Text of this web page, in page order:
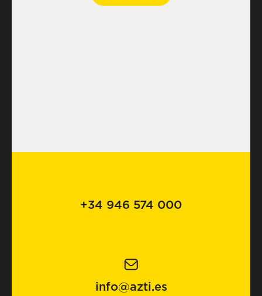
+34 946 574 000
info@azti.es